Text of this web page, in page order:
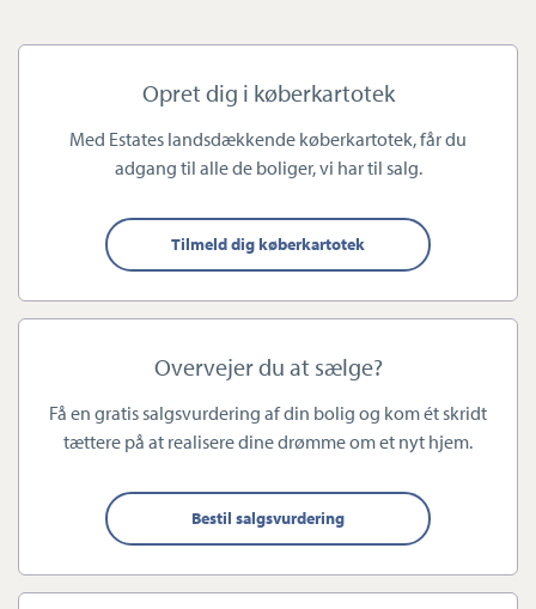
Fremtidsfuldmagter har vundet frem de seneste år. Kort fortalt
handler det om at sikre, at skulle en af jer blive dement eller
søster eller ven varetage dine økonomiske interesser m.v. uden
SKØDESKRIVNING
Har du selv fundet din bolig, uden den står til salg hos en
ejendomsmægler? Skal du skilles og købe din ægtefælle ud af
situation du står i med en ejendom, der skal skifte hænder, kan
under og efter overdragelsen.
#Minejendomsmægler
Opret dig i køberkartotek
Med Estates landsdækkende køberkartotek, får du
adgang til alle de boliger, vi har til salg.
Tilmeld dig køberkartotek
Overvejer du at sælge?
Få en gratis salgsvurdering af din bolig og kom ét skridt
tættere på at realisere dine drømme om et nyt hjem.
Bestil salgsvurdering